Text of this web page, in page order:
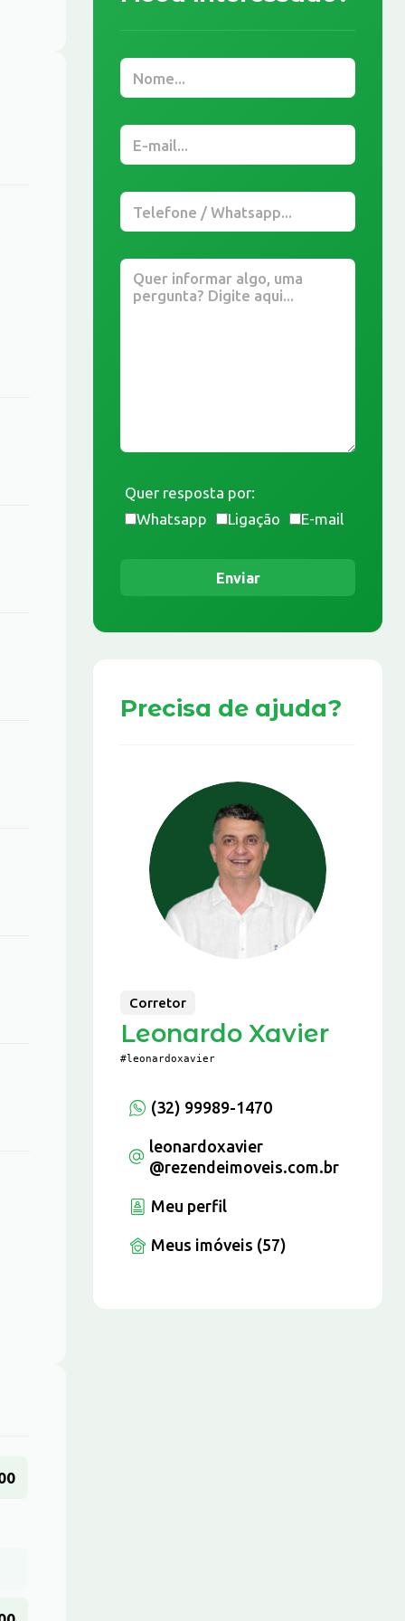
Quer resposta por:
Whatsapp
Ligação E-mail
Enviar
Precisa de ajuda?
Corretor
Leonardo Xavier
#leonardoxavier
(32) 99989-1470
leonardoxavier
@rezendeimoveis.com.br
Meu perfil
Meus imóveis (57)